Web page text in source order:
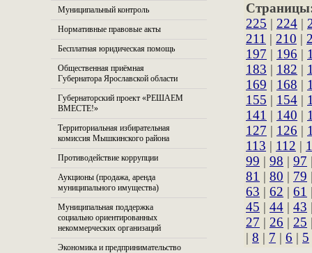
Муниципальный контроль
Нормативные правовые акты
Бесплатная юридическая помощь
Общественная приёмная
Губернатора Ярославской области
Губернаторский проект «РЕШАЕМ
ВМЕСТЕ!»
Территориальная избирательная
комиссия Мышкинского района
Противодействие коррупции
Аукционы (продажа, аренда
муниципального имущества)
Муниципальная поддержка
социально ориентированных
некоммерческих организаций
Экономика и предпринимательство
225 | 224 |
211 | 210 |
197 | 196 |
183 | 182 |
169 | 168 |
155 | 154 |
141 | 140 |
127 | 126 |
113 | 112 |
99 | 98 | 97
81 | 80 | 79
63 | 62 | 61
45 | 44 | 43
27 | 26 | 25
| 8 | 7 | 6 | 5